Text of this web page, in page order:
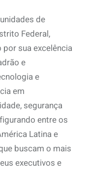
de
Federal,
sua excelência
e
e
em
segurança
entre os
Latina e
buscam o mais
executivos e